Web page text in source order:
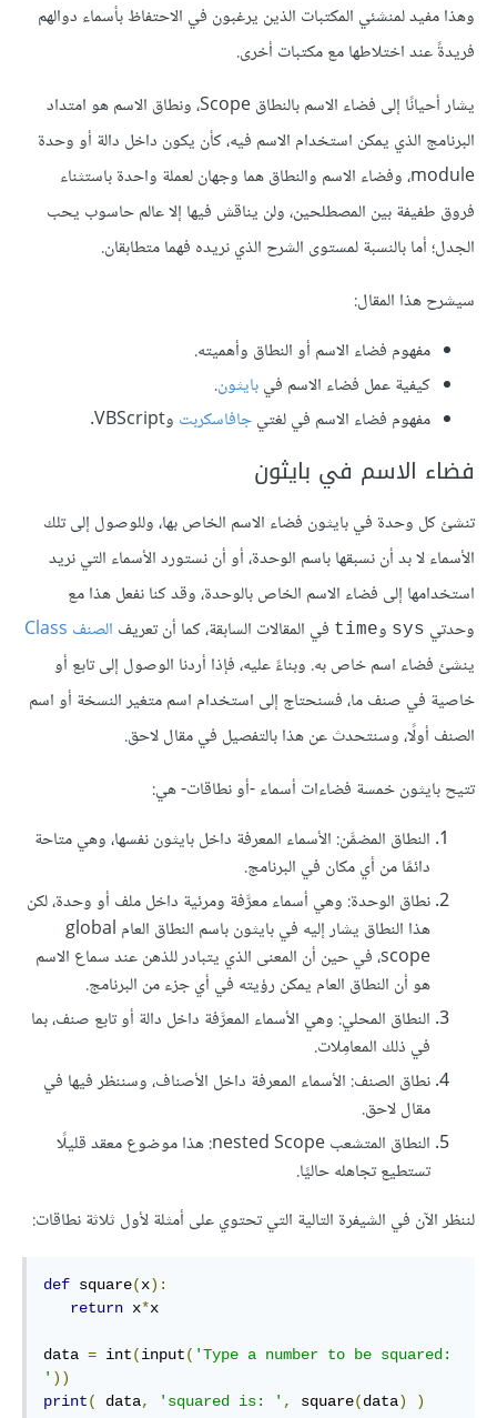
وهذا مفيد لمنشئي المكتبات الذين يرغبون في الاحتفاظ بأسماء دوالهم
فريدةً عند اختلاطها مع مكتبات أخرى.
يشار أحيانًا إلى فضاء الاسم بالنطاق Scope، ونطاق الاسم هو امتداد
البرنامج الذي يمكن استخدام الاسم فيه، كأن يكون داخل دالة أو وحدة
module، وفضاء الاسم والنطاق هما وجهان لعملة واحدة باستثناء
فروق طفيفة بين المصطلحين، ولن يناقش فيها إلا عالم حاسوب يحب
الجدل؛ أما بالنسبة لمستوى الشرح الذي نريده فهما متطابقان.
سيشرح هذا المقال:
مفهوم فضاء الاسم أو النطاق وأهميته.
كيفية عمل فضاء الاسم فيبايثون.
مفهوم فضاء الاسم في لغتيجافاسكربت وVBScript.
فضاء الاسم في بايثون
تنشئ كل وحدة في بايثون فضاء الاسم الخاص بها، وللوصول إلى تلك
الأسماء لا بد أن نسبقها باسم الوحدة، أو أن نستورد الأسماء التي نريد
استخدامها إلى فضاء الاسم الخاص بالوحدة، وقد كنا نفعل هذا مع
وحدتي sys وtime في المقالات السابقة، كما أن تعريف الصنف Class
ينشئ فضاء اسم خاص به. وبناءً عليه، فإذا أردنا الوصول إلى تابع أو
خاصية في صنف ما، فسنحتاج إلى استخدام اسم متغير النسخة أو اسم
الصنف أولًا، وسنتحدث عن هذا بالتفصيل في مقال لاحق.
تتيح بايثون خمسة فضاءات أسماء -أو نطاقات- هي:
النطاق المضمَّن: الأسماء المعرفة داخل بايثون نفسها، وهي متاحة
دائمًا من أي مكان في البرنامج.
نطاق الوحدة: وهي أسماء معرَّفة ومرئية داخل ملف أو وحدة، لكن
هذا النطاق يشار إليه في بايثون باسم النطاق العام global
scope، في حين أن المعنى الذي يتبادر للذهن عند سماع الاسم
هو أن النطاق العام يمكن رؤيته في أي جزء من البرنامج.
النطاق المحلي: وهي الأسماء المعرَّفة داخل دالة أو تابع صنف، بما
في ذلك المعامِلات.
نطاق الصنف: الأسماء المعرفة داخل الأصناف، وسننظر فيها في
مقال لاحق.
النطاق المتشعب nested Scope: هذا موضوع معقد قليلًا
تستطيع تجاهله حاليًا.
لننظر الآن في الشيفرة التالية التي تحتوي على أمثلة لأول ثلاثة نطاقات:
def square(x):
return x*x
data = int(input( 'Type a number to be squared:
' ))
print( data, 'squared is: ' , square(data) )